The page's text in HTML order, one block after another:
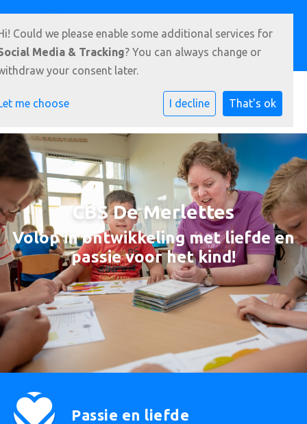
0512- 331 951 E-mailadres
CBS De Merlettes
Volop in ontwikkeling met liefde en
passie voor het kind!
Passie en liefde
Could we please enable some additional services for
Media & Tracking? You can always change or
your consent later.
me choose I decline That's ok